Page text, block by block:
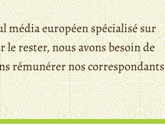
média européen spécialisé sur
rester, nous avons besoin de
rémunérer nos correspondants